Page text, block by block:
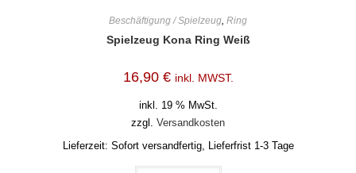
Beschäftigung / Spielzeug, Ring
Spielzeug Kona Ring Weiß
16,90 € inkl. MWST.
inkl. 19 % MwSt.
zzgl. Versandkosten
Lieferzeit: Sofort versandfertig, Lieferfrist 1-3 Tage